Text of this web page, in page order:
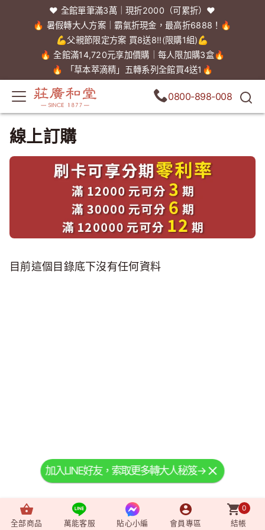
❤️ 全館單筆滿3萬｜現折2000（可累折）❤️
🔥 暑假轉大人方案｜霸氣折現金，最高折6888！🔥
💪父親節限定方案 買8送8!!(限購1組)💪
🔥 全館滿14,720元享加價購｜每人限加購3盒🔥
🔥 「草本萃滴精」五轉系列全館買4送1🔥
0800-898-008
線上訂購
目前這個目錄底下沒有任何資料
加入LINE好友，索取更多轉大人秘笈→
全部商品 萬能客服 貼心小編 會員專區
0
結帳